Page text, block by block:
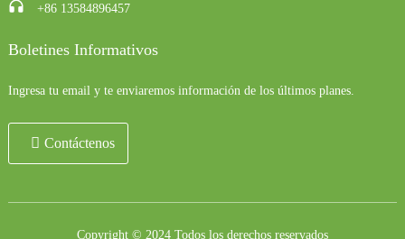
+86 13584896457
Boletines Informativos
Ingresa tu email y te enviaremos información de los últimos planes.
Contáctenos
Copyright © 2024 Todos los derechos reservados